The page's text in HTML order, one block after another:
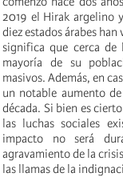
2019 el Hirak argelino
diez estados árabes
significa que cerca
mayoría de su
masivos. Además, en
un notable aumento
década. Si bien es
las luchas sociales
impacto no será
agravamiento de la
las llamas de la